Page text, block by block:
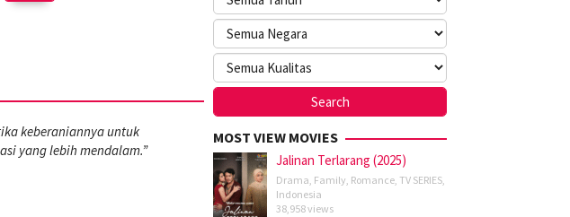
keberaniannya untuk
yang lebih mendalam.”
MOST VIEW MOVIES
Jalinan Terlarang (2025)
Drama, Family, Romance, TV SERIES,
Indonesia
38,958 views